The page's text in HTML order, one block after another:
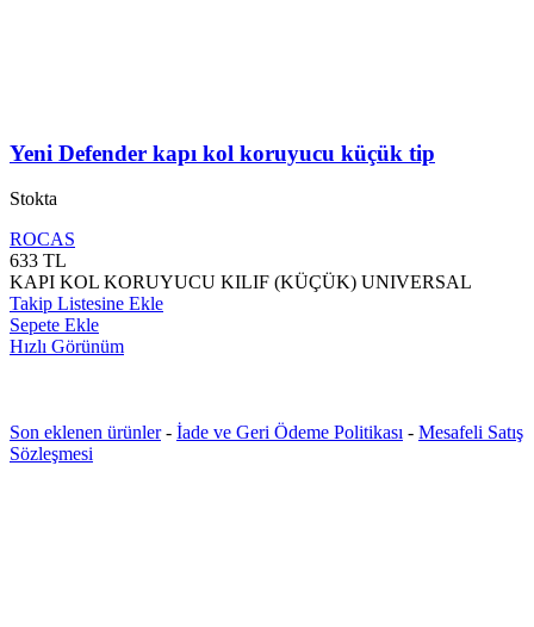
Yeni Defender kapı kol koruyucu küçük tip
Stokta
ROCAS
633 TL
KAPI KOL KORUYUCU KILIF (KÜÇÜK) UNIVERSAL
Takip Listesine Ekle
Sepete Ekle
Hızlı Görünüm
Son eklenen ürünler- İade ve Geri Ödeme Politikası - Mesafeli Satış
Sözleşmesi